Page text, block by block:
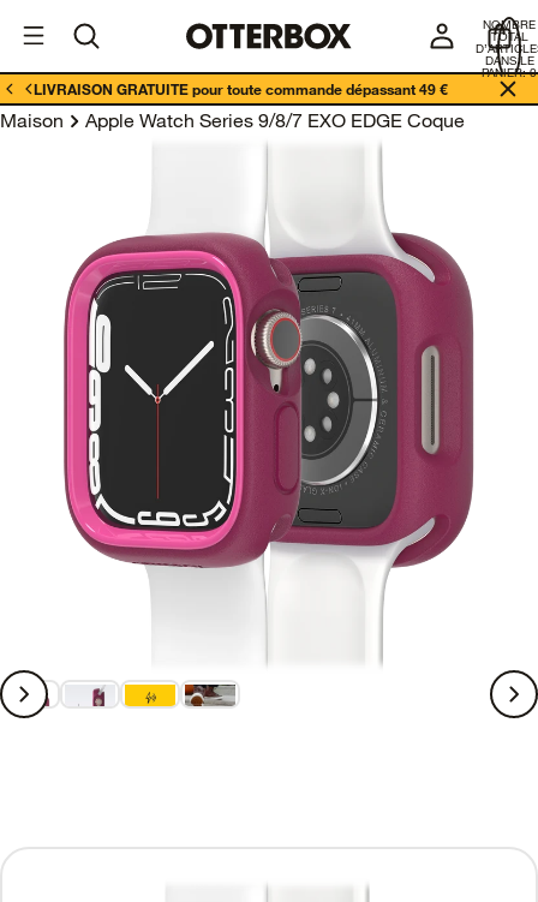
Enterprises NOMBRE
TOTAL
DANS LE
PANIER: 0
LIVRAISON GRATUITE pour toute commande dépassant 49 €
Maison Apple Watch Series 9/8/7 EXO EDGE Coque